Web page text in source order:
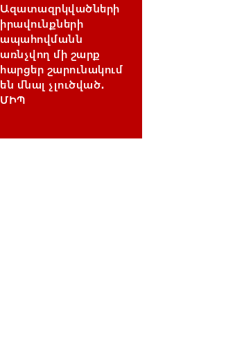
Ազատազրկվածների
իրավունքների
ապահովմանն
առնչվող մի շարք
հարցեր շարունակում
են մնալ չլուծված․
ՄԻՊ